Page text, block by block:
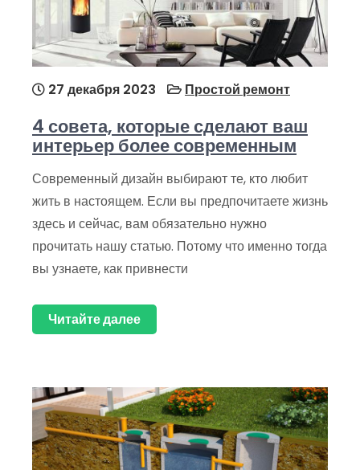
27 декабря 2023 Простой ремонт
4 совета, которые сделают ваш
интерьер более современным
Современный дизайн выбирают те, кто любит
жить в настоящем. Если вы предпочитаете жизнь
здесь и сейчас, вам обязательно нужно
прочитать нашу статью. Потому что именно тогда
вы узнаете, как привнести
Читайте далее